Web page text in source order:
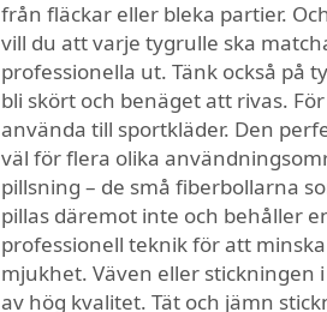
från fläckar eller bleka partier.
vill du att varje tygrulle ska
professionella ut. Tänk också på
bli skört och benäget att rivas.
använda till sportkläder. Den
väl för flera olika
pillsning – de små fiberbollarna
pillas däremot inte och behåller
professionell teknik för att
mjukhet. Väven eller stickningen
av hög kvalitet. Tät och jämn